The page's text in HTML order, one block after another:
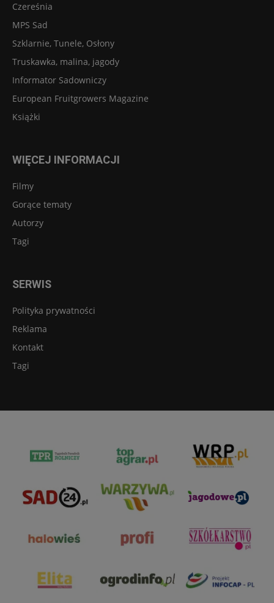
Czereśnia
MPS Sad
Szklarnie, Tunele, Osłony
Truskawka, malina, jagody
Informator Sadowniczy
European Fruitgrowers Magazine
Książki
WIĘCEJ INFORMACJI
Filmy
Gorące tematy
Autorzy
Tagi
SERWIS
Polityka prywatności
Reklama
Kontakt
Tagi